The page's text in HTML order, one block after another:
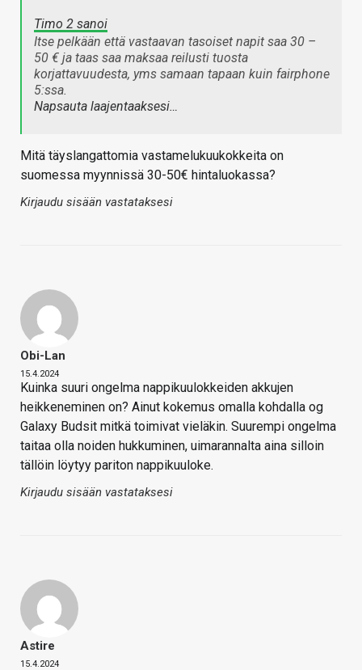
Timo 2 sanoi
Itse pelkään että vastaavan tasoiset napit saa 30 –
50 € ja taas saa maksaa reilusti tuosta
korjattavuudesta, yms samaan tapaan kuin fairphone
5:ssa.
Napsauta laajentaaksesi…
Mitä täyslangattomia vastamelukuukokkeita on
suomessa myynnissä 30-50€ hintaluokassa?
Kirjaudu sisään vastataksesi
Obi-Lan
15.4.2024
Kuinka suuri ongelma nappikuulokkeiden akkujen
heikkeneminen on? Ainut kokemus omalla kohdalla og
Galaxy Budsit mitkä toimivat vieläkin. Suurempi ongelma
taitaa olla noiden hukkuminen, uimarannalta aina silloin
tällöin löytyy pariton nappikuuloke.
Kirjaudu sisään vastataksesi
Astire
15.4.2024